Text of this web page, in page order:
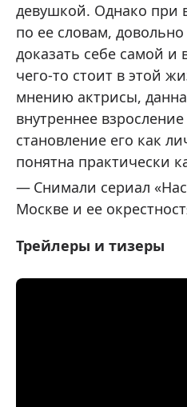
девушкой. Однако при
по ее словам,
доказать себе самой и
чего-то стоит в этой
мнению актрисы,
внутреннее
становление его как
понятна практически
Снимали сериал
Москве и ее
Трейлеры и тизеры